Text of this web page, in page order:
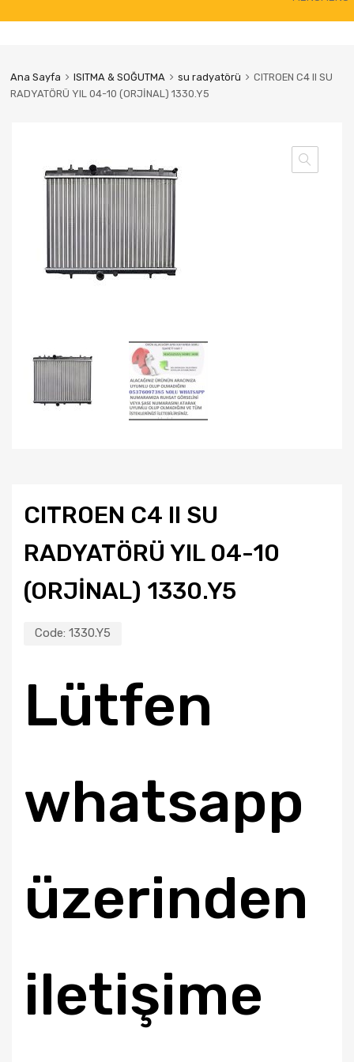
content
Ana Sayfa ISITMA & SOĞUTMA su radyatörü
CITROEN C4 II SU
RADYATÖRÜ YIL 04-10 (ORJİNAL) 1330.Y5
CITROEN C4 II SU
RADYATÖRÜ YIL 04-10
(ORJİNAL) 1330.Y5
Code: 1330.Y5
Lütfen
whatsapp
üzerinden
iletişime